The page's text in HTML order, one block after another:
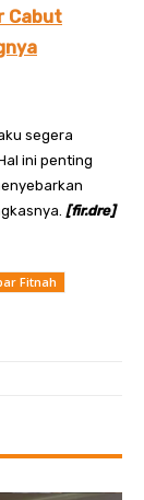
Cabut
segera
ini penting
[fir.dre]
Fitnah